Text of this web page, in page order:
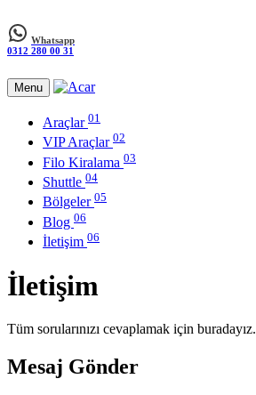
Whatsapp
0312 280 00 31
Menu
Araçlar 01
VIP Araçlar 02
Filo Kiralama 03
Shuttle 04
Bölgeler 05
Blog 06
İletişim 06
İletişim
Tüm sorularınızı cevaplamak için buradayız.
Mesaj Gönder